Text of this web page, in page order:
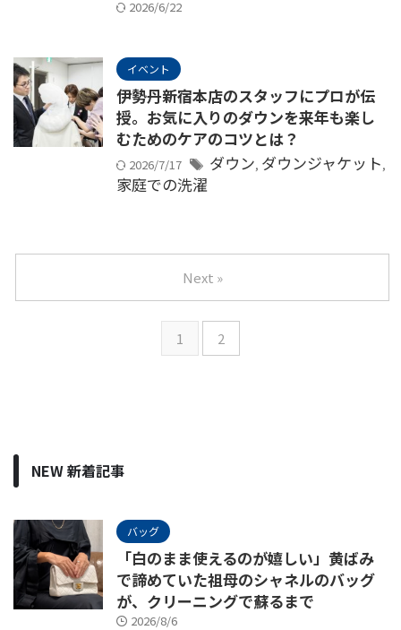
2026/6/22
イベント
伊勢丹新宿本店のスタッフにプロが伝
授。お気に入りのダウンを来年も楽し
むためのケアのコツとは？
2026/7/17 ダウン, ダウンジャケット,
家庭での洗濯
1 2
Next »
NEW 新着記事
バッグ
「白のまま使えるのが嬉しい」黄ばみ
で諦めていた祖母のシャネルのバッグ
が、クリーニングで蘇るまで
2026/8/6